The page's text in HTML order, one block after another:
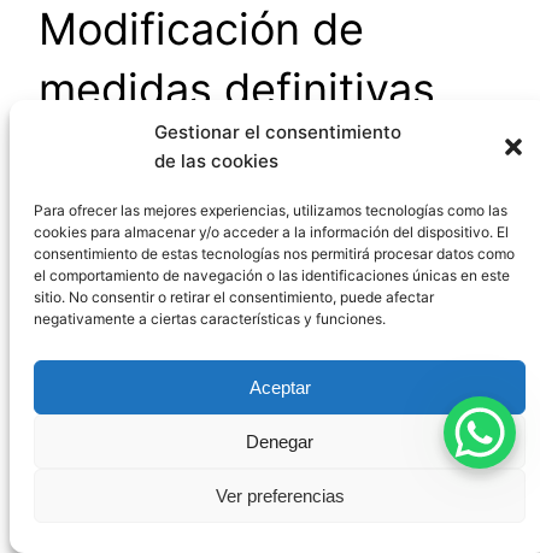
Gestionar el consentimiento
de las cookies
Para ofrecer las mejores experiencias, utilizamos tecnologías como las
cookies para almacenar y/o acceder a la información del dispositivo. El
consentimiento de estas tecnologías nos permitirá procesar datos como
el comportamiento de navegación o las identificaciones únicas en este
sitio. No consentir o retirar el consentimiento, puede afectar
negativamente a ciertas características y funciones.
Aceptar
Denegar
Ver preferencias
Modificación de
medidas definitivas
sentencia pueden sermodificadascuando se
produzca unaalteración sustancialde las
circunstancias (artículo 91 del Código Civil).
Para que proceda esta modificación, deben darse
Cambio de circunstancias
permanente(no temporal)
al tiempo de fijarse las